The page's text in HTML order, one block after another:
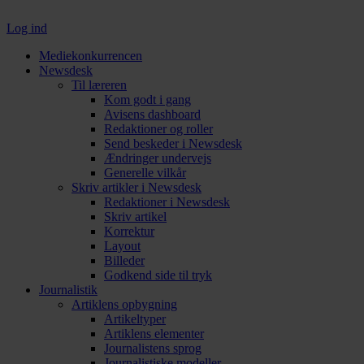
Log ind
Mediekonkurrencen
Newsdesk
Til læreren
Kom godt i gang
Avisens dashboard
Redaktioner og roller
Send beskeder i Newsdesk
Ændringer undervejs
Generelle vilkår
Skriv artikler i Newsdesk
Redaktioner i Newsdesk
Skriv artikel
Korrektur
Layout
Billeder
Godkend side til tryk
Journalistik
Artiklens opbygning
Artikeltyper
Artiklens elementer
Journalistens sprog